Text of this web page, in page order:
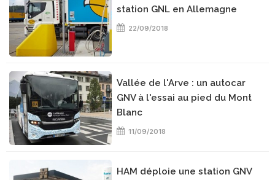
station GNL en Allemagne
22/09/2018
Vallée de l'Arve : un autocar
GNV à l'essai au pied du Mont
Blanc
11/09/2018
HAM déploie une station GNV